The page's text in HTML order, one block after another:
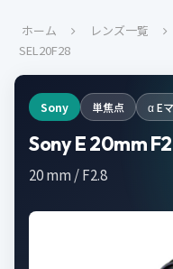
ホーム レンズ一覧
SEL20F28
Sony 単焦点 α E
Sony E 20mm
20 mm / F2.8